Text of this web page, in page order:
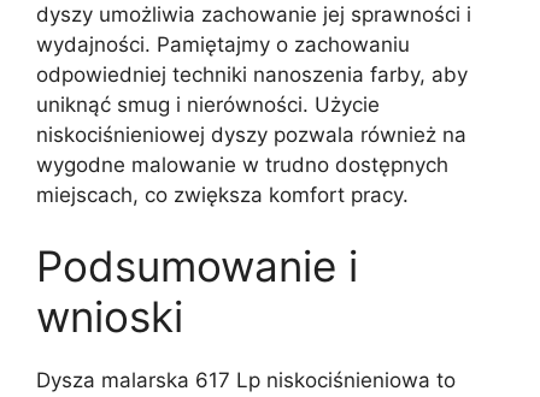
dyszy umożliwia zachowanie jej sprawności i
wydajności. Pamiętajmy o zachowaniu
odpowiedniej techniki nanoszenia farby, aby
uniknąć smug i nierówności. Użycie
niskociśnieniowej dyszy pozwala również na
wygodne malowanie w trudno dostępnych
miejscach, co zwiększa komfort pracy.
Podsumowanie i
wnioski
Dysza malarska 617 Lp niskociśnieniowa to